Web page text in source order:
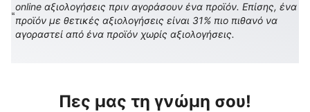
online αξιολογήσεις πριν αγοράσουν ένα προϊόν. Επίσης, ένα
προϊόν με θετικές αξιολογήσεις είναι 31% πιο πιθανό να
αγοραστεί από ένα προϊόν χωρίς αξιολογήσεις.
Πες μας τη γνώμη σου!